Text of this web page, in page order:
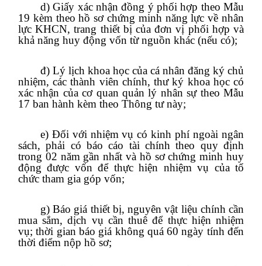
d) Giấy xác nhận đồng ý phối hợp theo Mẫu
19 kèm theo hồ sơ chứng minh năng lực về nhân
lực KHCN, trang thiết bị của đơn vị phối hợp và
khả năng huy động vốn từ nguồn khác (nếu có);
đ) Lý lịch khoa học của cá nhân đăng ký chủ
nhiệm, các thành viên chính, thư ký khoa học có
xác nhận của cơ quan quản lý nhân sự theo Mẫu
17 ban hành kèm theo Thông tư này;
e) Đối với nhiệm vụ có kinh phí ngoài ngân
sách, phải có báo cáo tài chính theo quy định
trong 02 năm gần nhất và hồ sơ chứng minh huy
động được vốn để thực hiện nhiệm vụ của tổ
chức tham gia góp vốn;
g) Báo giá thiết bị, nguyên vật liệu chính cần
mua sắm, dịch vụ cần thuê để thực hiện nhiệm
vụ; thời gian báo giá không quá 60 ngày tính đến
thời điểm nộp hồ sơ;